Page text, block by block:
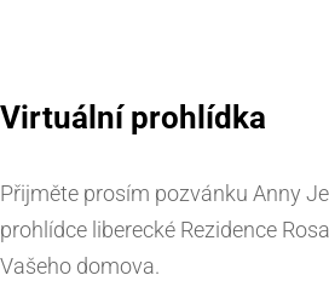
Virtuální prohlídka
Přijměte prosím pozvánku Anny
prohlídce liberecké Rezidence
Vašeho domova.